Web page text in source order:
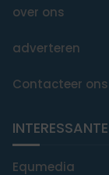
over ons
adverteren
Contacteer ons
Equmedia